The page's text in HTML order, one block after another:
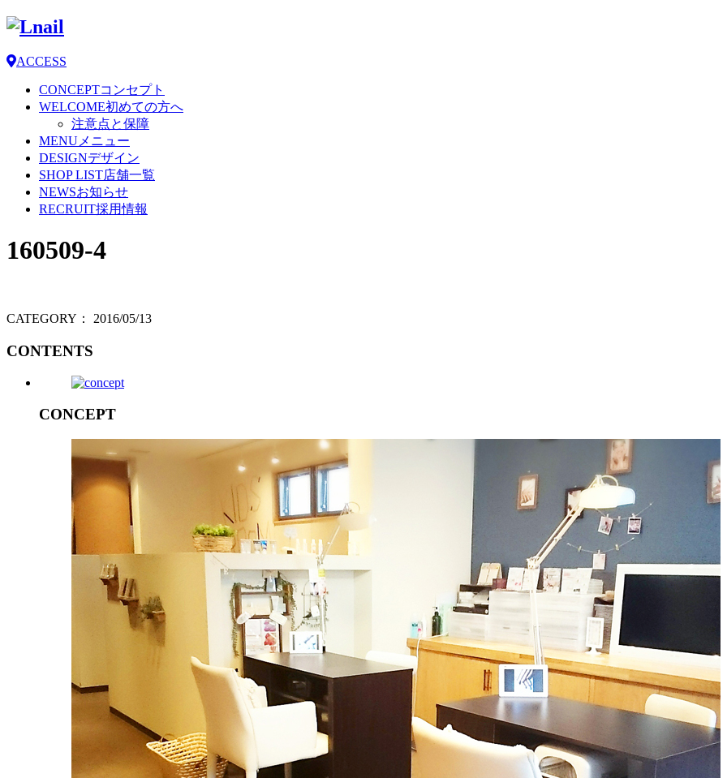
ACCESS
CONCEPTコンセプト
WELCOME初めての方へ
注意点と保障
MENU メニュー
DESIGNデザイン
SHOP LIST店舗一覧
NEWSお知らせ
RECRUIT採用情報
160509-4
CATEGORY： 2016/05/13
CONTENTS
CONCEPT